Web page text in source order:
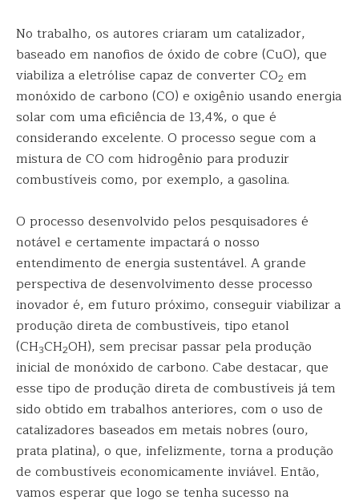
No trabalho, os autores criaram um catalizador,
baseado em nanofios de óxido de cobre (CuO), que
viabiliza a eletrólise capaz de converter CO2 em
monóxido de carbono (CO) e oxigênio usando energia
solar com uma eficiência de 13,4%, o que é
considerando excelente. O processo segue com a
mistura de CO com hidrogênio para produzir
combustíveis como, por exemplo, a gasolina.
O processo desenvolvido pelos pesquisadores é
notável e certamente impactará o nosso
entendimento de energia sustentável. A grande
perspectiva de desenvolvimento desse processo
inovador é, em futuro próximo, conseguir viabilizar a
produção direta de combustíveis, tipo etanol
(CH3CH2OH), sem precisar passar pela produção
inicial de monóxido de carbono. Cabe destacar, que
esse tipo de produção direta de combustíveis já tem
sido obtido em trabalhos anteriores, com o uso de
catalizadores baseados em metais nobres (ouro,
prata platina), o que, infelizmente, torna a produção
de combustíveis economicamente inviável. Então,
vamos esperar que logo se tenha sucesso na